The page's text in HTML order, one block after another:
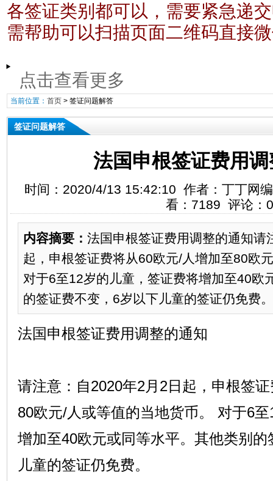
各签证类别都可以，需要紧急递
需帮助可以扫描页面二维码直接
点击查看更多
当前位置： 首页> 签证问题解答
签证问题解答
法国申根签证费用
时间：2020/4/13 15:42:10 作者：丁丁网
看：7189 评论：0
内容摘要： 法国申根签证费用调整的通知请
起，申根签证费将从60欧元/人增加至80欧
对于6至12岁的儿童，签证费将增加至40欧
的签证费不变，6岁以下儿童的签证仍免费
法国申根签证费用调整的通知
请注意：自2020年2月2日起，申根签
80欧元/人或等值的当地货币。 对于6
增加至40欧元或同等水平。其他类别
儿童的签证仍免费。